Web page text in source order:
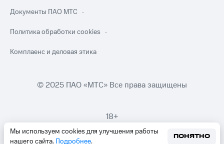
Мы используем cookies для улучшения работы
нашего сайта. Подробнее.
ПОНЯТНО
Документы ПАО МТС
Политика обработки cookies
Комплаенс и деловая этика
© 2025 ПАО «МТС» Все права защищены
18+